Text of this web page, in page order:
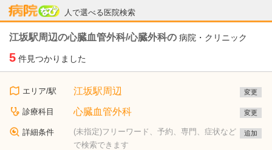
人で選べる医院検索
病院なび
江坂駅周辺の心臓血管外科/心臓外科の 病院・クリニック
5 件見つかりました
エリア/駅 江坂駅周辺 変更
診療科目 心臓血管外科 変更
詳細条件
(未指定)フリーワード、予約、専門、症状など
で検索できます
追加